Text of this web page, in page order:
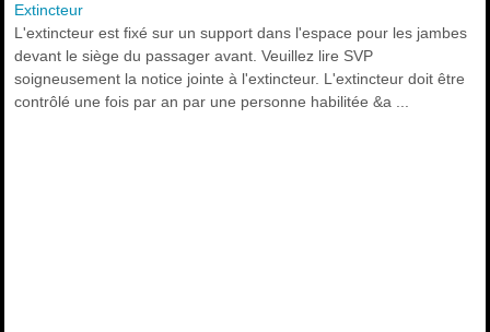
Extincteur
L'extincteur est fixé sur un support dans l'espace pour les jambes
devant le siège du passager avant. Veuillez lire SVP
soigneusement la notice jointe à l'extincteur. L'extincteur doit être
contrôlé une fois par an par une personne habilitée &a ...